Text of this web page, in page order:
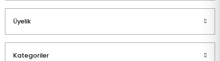
Üyelik
Kategoriler